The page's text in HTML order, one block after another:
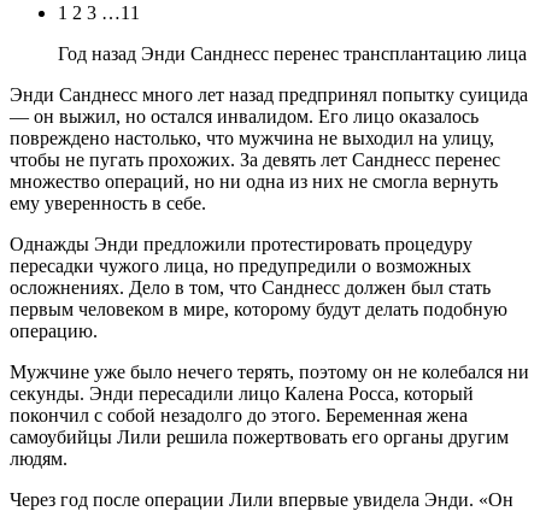
1 2 3 …11
Год назад Энди Санднесс перенес трансплантацию лица
Энди Санднесс много лет назад предпринял попытку суицида
— он выжил, но остался инвалидом. Его лицо оказалось
повреждено настолько, что мужчина не выходил на улицу,
чтобы не пугать прохожих. За девять лет Санднесс перенес
множество операций, но ни одна из них не смогла вернуть
ему уверенность в себе.
Однажды Энди предложили протестировать процедуру
пересадки чужого лица, но предупредили о возможных
осложнениях. Дело в том, что Санднесс должен был стать
первым человеком в мире, которому будут делать подобную
операцию.
Мужчине уже было нечего терять, поэтому он не колебался ни
секунды. Энди пересадили лицо Калена Росса, который
покончил с собой незадолго до этого. Беременная жена
самоубийцы Лили решила пожертвовать его органы другим
людям.
Через год после операции Лили впервые увидела Энди. «Он